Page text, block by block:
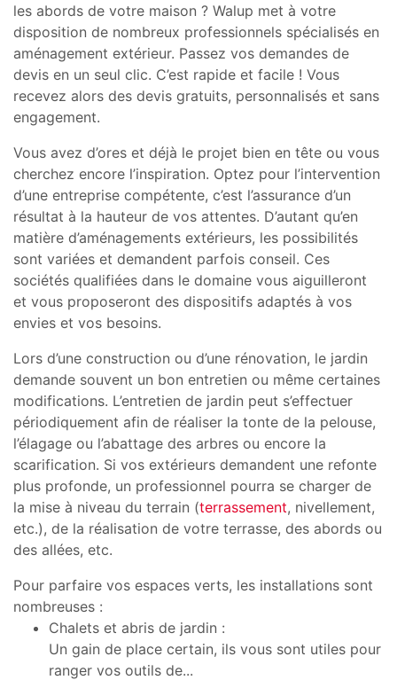
les abords de votre maison ? Walup met à votre
disposition de nombreux professionnels spécialisés en
aménagement extérieur. Passez vos demandes de
devis en un seul clic. C’est rapide et facile ! Vous
recevez alors des devis gratuits, personnalisés et sans
engagement.
Vous avez d’ores et déjà le projet bien en tête ou vous
cherchez encore l’inspiration. Optez pour l’intervention
d’une entreprise compétente, c’est l’assurance d’un
résultat à la hauteur de vos attentes. D’autant qu’en
matière d’aménagements extérieurs, les possibilités
sont variées et demandent parfois conseil. Ces
sociétés qualifiées dans le domaine vous aiguilleront
et vous proposeront des dispositifs adaptés à vos
envies et vos besoins.
Lors d’une construction ou d’une rénovation, le jardin
demande souvent un bon entretien ou même certaines
modifications. L’entretien de jardin peut s’effectuer
périodiquement afin de réaliser la tonte de la pelouse,
l’élagage ou l’abattage des arbres ou encore la
scarification. Si vos extérieurs demandent une refonte
plus profonde, un professionnel pourra se charger de
la mise à niveau du terrain (terrassement, nivellement,
etc.), de la réalisation de votre terrasse, des abords ou
des allées, etc.
Pour parfaire vos espaces verts, les installations sont
nombreuses :
Chalets et abris de jardin :
Un gain de place certain, ils vous sont utiles pour
ranger vos outils de...